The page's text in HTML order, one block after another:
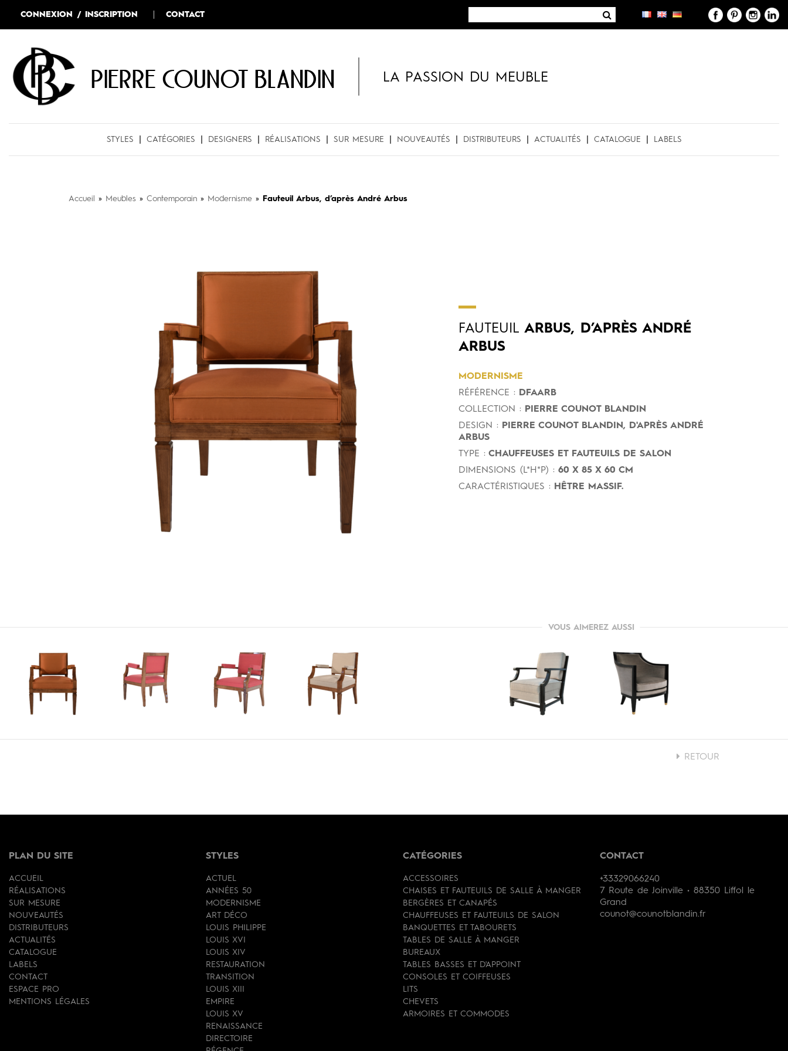
CONNEXION / INSCRIPTION CONTACT
Pierre COUNOT BLANDIN LA PASSION DU MEUBLE
STYLES CATÉGORIES DESIGNERS RÉALISATIONS SUR MESURE NOUVEAUTÉS DISTRIBUTEURS ACTUALITÉS CATALOGUE LABELS
Accueil » Meubles » Contemporain » Modernisme » Fauteuil Arbus, d’après André Arbus
FAUTEUIL ARBUS, D’APRÈS ANDRÉ
ARBUS
MODERNISME
RÉFÉRENCE : DFAARB
COLLECTION : PIERRE COUNOT BLANDIN
DESIGN : PIERRE COUNOT BLANDIN, D'APRÈS ANDRÉ
ARBUS
TYPE : CHAUFFEUSES ET FAUTEUILS DE SALON
DIMENSIONS (L*H*P) : 60 X 85 X 60 CM
CARACTÉRISTIQUES : HÊTRE MASSIF.
VOUS AIMEREZ AUSSI
RETOUR
PLAN DU SITE
ACCUEIL
RÉALISATIONS
SUR MESURE
NOUVEAUTÉS
DISTRIBUTEURS
ACTUALITÉS
CATALOGUE
LABELS
CONTACT
ESPACE PRO
MENTIONS LÉGALES
STYLES
ACTUEL
ANNÉES 50
MODERNISME
ART DÉCO
LOUIS PHILIPPE
LOUIS XVI
LOUIS XIV
RESTAURATION
TRANSITION
LOUIS XIII
EMPIRE
LOUIS XV
RENAISSANCE
DIRECTOIRE
CATÉGORIES
ACCESSOIRES
CHAISES ET FAUTEUILS DE SALLE À MANGER
BERGÈRES ET CANAPÉS
CHAUFFEUSES ET FAUTEUILS DE SALON
BANQUETTES ET TABOURETS
TABLES DE SALLE À MANGER
BUREAUX
TABLES BASSES ET D'APPOINT
CONSOLES ET COIFFEUSES
LITS
CHEVETS
ARMOIRES ET COMMODES
CONTACT
+33329066240
7 Route de Joinville • 88350 Liffol le
Grand
counot@counotblandin.fr